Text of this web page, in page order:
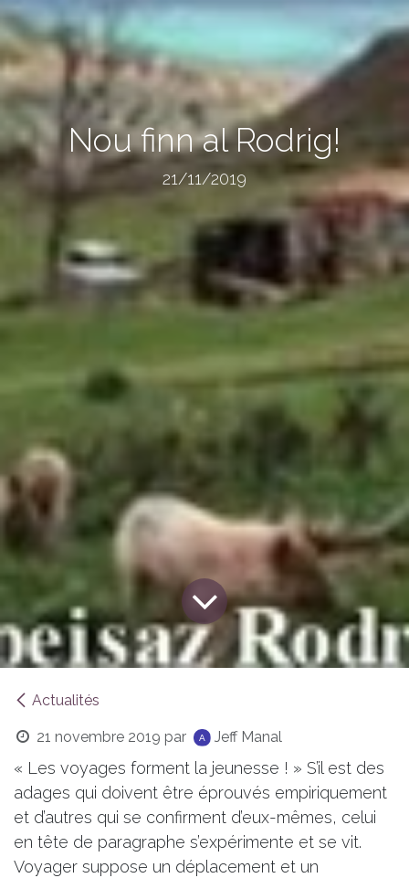
Nou finn al Rodrig!
21/11/2019
Actualités
21 novembre 2019 par Jeff Manal
« Les voyages forment la jeunesse ! » S’il est des
adages qui doivent être éprouvés empiriquement
et d’autres qui se confirment d’eux-mêmes, celui
en tête de paragraphe s’expérimente et se vit.
Voyager suppose un déplacement et un